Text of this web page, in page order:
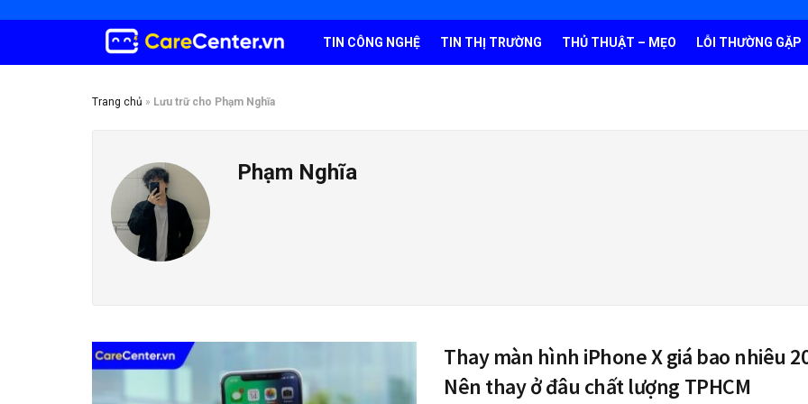
TIN CÔNG NGHỆ TIN THỊ TRƯỜNG THỦ THUẬT – MẸO LỖI THƯỜNG GẶP
Trang chủ » Lưu trữ cho Phạm Nghĩa
Phạm Nghĩa
Thay màn hình iPhone X giá bao nhiêu
Nên thay ở đâu chất lượng TPHCM